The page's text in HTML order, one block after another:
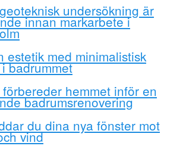
undersökning är
innan markarbete i
estetik med minimalistisk
badrummet
hemmet inför en
badrumsrenovering
du dina nya fönster mot
vind